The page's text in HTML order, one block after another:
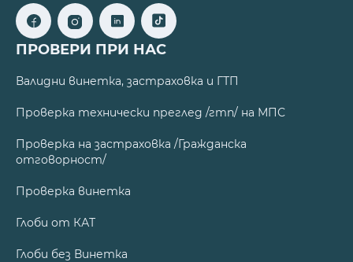
ПРОВЕРИ ПРИ НАС
Валидни винетка, застраховка и ГТП
Проверка технически преглед /гтп/ на МПС
Проверка на застраховка /Гражданска
отговорност/
Проверка винетка
Глоби от КАТ
Глоби без Винетка